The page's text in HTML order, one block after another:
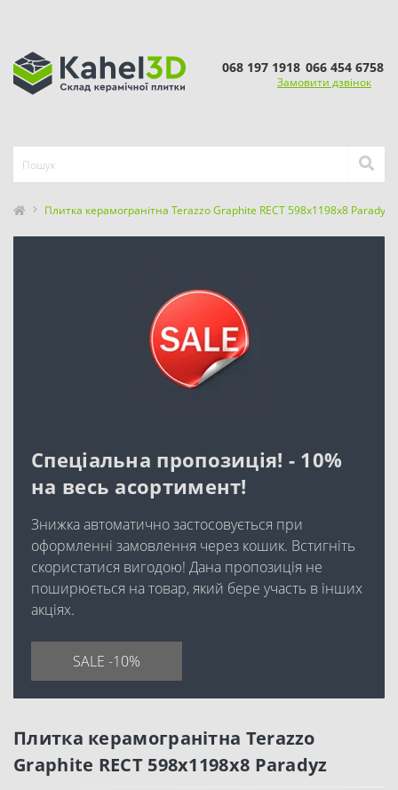
068 197 1918 066 454 6758
Замовити дзвінок
Плитка керамогранітна Terazzo Graphite RECT 598x1198x8 Paradyz
Спеціальна пропозиція! - 10%
на весь асортимент!
Знижка автоматично застосовується при
оформленні замовлення через кошик. Встигніть
скористатися вигодою! Дана пропозиція не
поширюється на товар, який бере участь в інших
акціях.
SALE -10%
Плитка керамогранітна Terazzo
Graphite RECT 598x1198x8 Paradyz